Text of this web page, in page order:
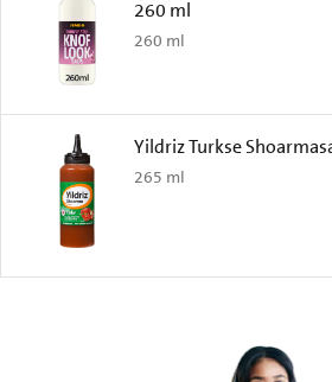
260 ml
260 ml
Yildriz Turkse
265 ml